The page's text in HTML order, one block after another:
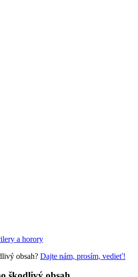
a horory
obsah? Dajte nám, prosím, vedieť!